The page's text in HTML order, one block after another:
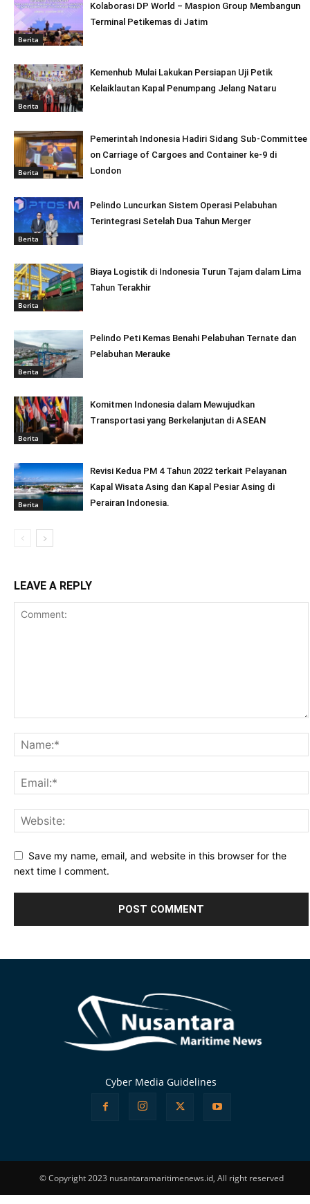
Berita
Kolaborasi DP World – Maspion Group Membangun
Terminal Petikemas di Jatim
Berita
Kemenhub Mulai Lakukan Persiapan Uji Petik
Kelaiklautan Kapal Penumpang Jelang Nataru
Berita
Pemerintah Indonesia Hadiri Sidang Sub-Committee
on Carriage of Cargoes and Container ke-9 di
London
Berita
Pelindo Luncurkan Sistem Operasi Pelabuhan
Terintegrasi Setelah Dua Tahun Merger
Berita
Biaya Logistik di Indonesia Turun Tajam dalam Lima
Tahun Terakhir
Berita
Pelindo Peti Kemas Benahi Pelabuhan Ternate dan
Pelabuhan Merauke
Berita
Komitmen Indonesia dalam Mewujudkan
Transportasi yang Berkelanjutan di ASEAN
Berita
Revisi Kedua PM 4 Tahun 2022 terkait Pelayanan
Kapal Wisata Asing dan Kapal Pesiar Asing di
Perairan Indonesia.
LEAVE A REPLY
Save my name, email, and website in this browser for the
next time I comment.
Cyber Media Guidelines
© Copyright 2023 nusantaramaritimenews.id, All right reserved